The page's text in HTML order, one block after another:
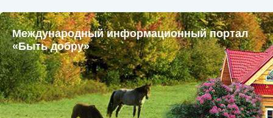
Международный информационный портал
«Быть добру»